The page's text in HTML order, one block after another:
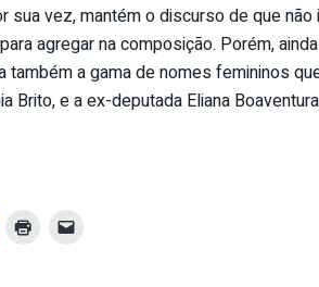
sua vez, mantém o discurso de que
agregar na composição. Porém,
a gama de nomes femininos
Brito, e a ex-deputada Eliana